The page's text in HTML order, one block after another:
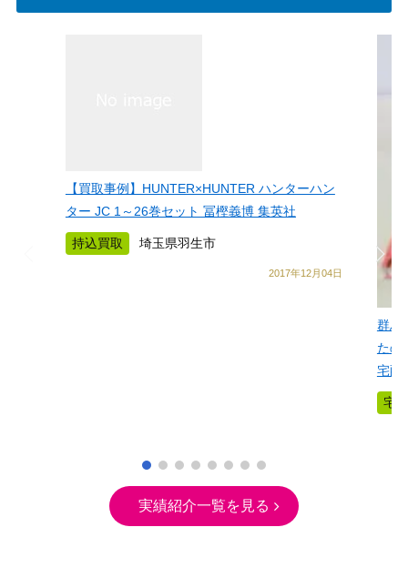
【買取事例】HUNTER×HUNTER ハンターハン
ター JC 1～26巻セット 冨樫義博 集英社
持込買取 埼玉県羽生市
2017年12月04日
群馬
たの
宅配
宅
実績紹介一覧を見る